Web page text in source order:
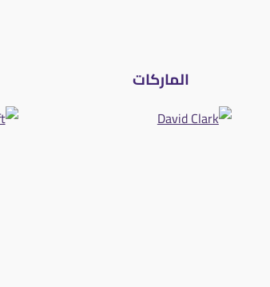
الماركات